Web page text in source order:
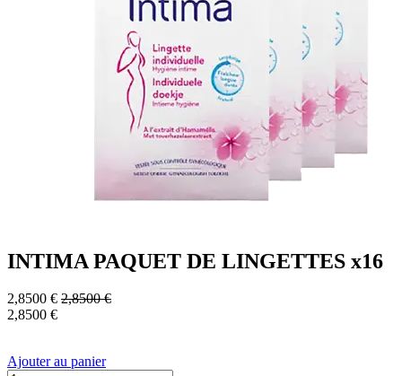
INTIMA PAQUET DE LINGETTES x16
2,8500 € 2,8500€
2,8500 €
Ajouter au panier